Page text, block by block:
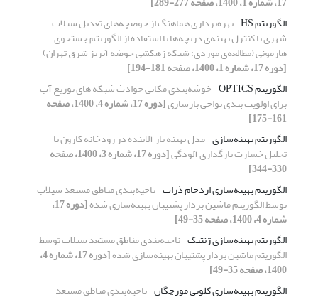
الگوریتم HS
بهره‌برداری هماهنگ از حوضچه‌های تعدیل سیلاب
شهری با کنترل بهینه‌ی دریچه‌ها با استفاده از الگوریتم جستجوی
هارمونی (مطالعه‌ی موردی: شبکه زهکشی حوضه آبریز شرق تهران)
[دوره 17، شماره 1، 1400، صفحه 181-194]
الگوریتم OPTICS
خوشه‌بندی مکانی حوادث شبکه های توزیع آب
برای اولویت بندی نواحی بازسازی [دوره 17، شماره 4، 1400، صفحه
161-175]
الگوریتم بهینه‌سازی مدل بهینه بار آلاینده در رودخانه کارون با
تحلیل خسارت بارگذاری آلودگی [دوره 17، شماره 3، 1400، صفحه
330-344]
الگوریتم بهینه‌سازی ازدحام ذرات ناحیه‌بندی مناطق مستعد سیلاب
توسط الگوریتم ماشین بردار پشتیبان بهینه‌سازی شده [دوره 17،
شماره 4، 1400، صفحه 35-49]
الگوریتم بهینه‌سازی ژنتیک ناحیه‌بندی مناطق مستعد سیلاب توسط
الگوریتم ماشین بردار پشتیبان بهینه‌سازی شده [دوره 17، شماره 4،
1400، صفحه 35-49]
الگوریتم بهینه‌سازی کلونی مورچگان ناحیه‌بندی مناطق مستعد